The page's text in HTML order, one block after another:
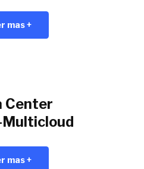
mas +
Center
mas +